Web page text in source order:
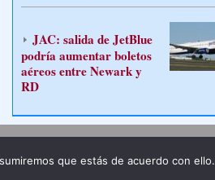
JAC: salida de JetBlue
podría aumentar boletos
aéreos entre Newark y
RD
que estás de acuerdo con ello.